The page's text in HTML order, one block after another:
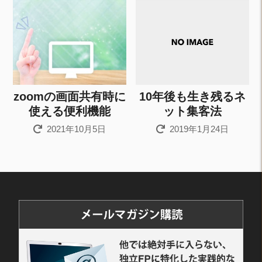
zoomの画面共有時に
使える便利機能
2021年10月5日
10年後も生き残るネ
ット集客法
2019年1月24日